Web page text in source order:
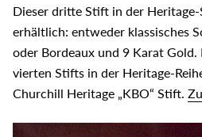
Dieser dritte Stift in der Heritage-
erhältlich: entweder klassisches
oder Bordeaux und 9 Karat Gold.
vierten Stifts in der Heritage-
Churchill Heritage „KBO“ Stift.